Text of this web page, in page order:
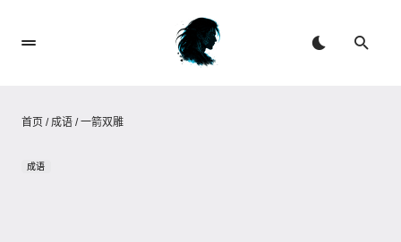
首页 /成语 /一箭双雕
成语